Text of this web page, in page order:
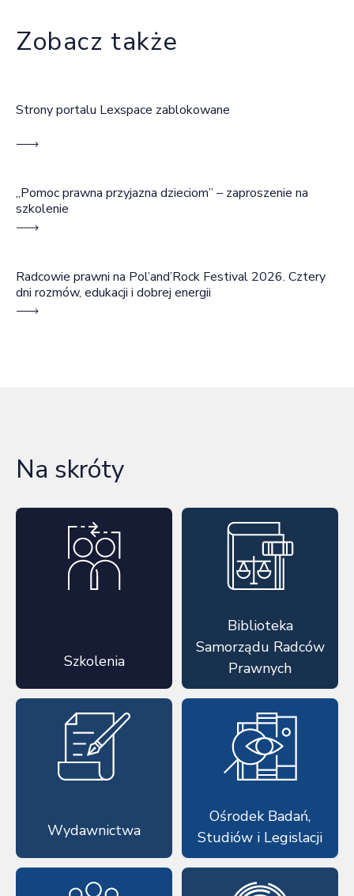
Zobacz także
Strony portalu Lexspace zablokowane
„Pomoc prawna przyjazna dzieciom” – zaproszenie na
szkolenie
Radcowie prawni na Pol’and’Rock Festival 2026. Cztery
dni rozmów, edukacji i dobrej energii
Na skróty
Szkolenia
Biblioteka
Samorządu Radców
Prawnych
Wydawnictwa
Ośrodek Badań,
Studiów i Legislacji